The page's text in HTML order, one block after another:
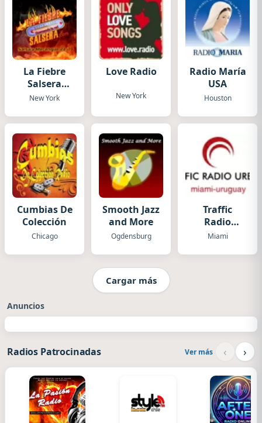
La Fiebre
Salsera
Radio
New York
Love Radio
New York
Radio María
USA
Houston
Cumbias De
Colección
Chicago
Smooth Jazz
and More
Ogdensburg
Traffic
Radio
Miami
Miami
Cargar más
Anuncios
Radios Patrocinadas Ver más ‹ ›